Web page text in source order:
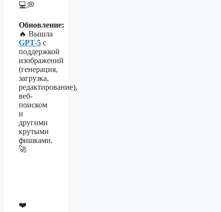
💻💭
Обновление:
🔥 Вышла
GPT-5 с
поддержкой
изображений
(генерация,
загрузка,
редактирование),
веб-
поиском
и
другими
крутыми
фишками.
🚀
❤️